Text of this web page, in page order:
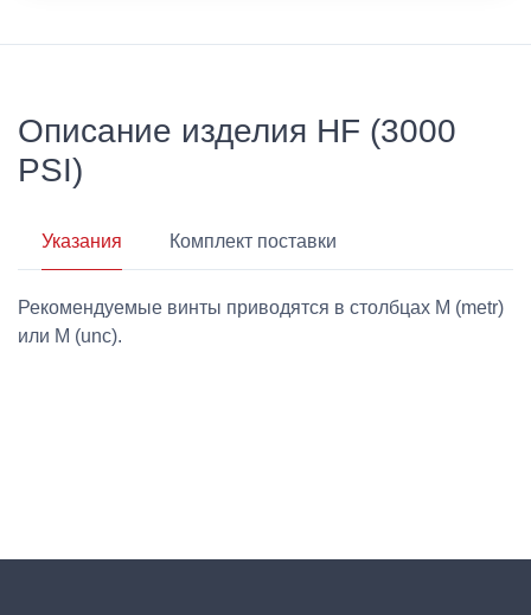
Описание изделия HF (3000
PSI)
Указания Комплект поставки
Рекомендуемые винты приводятся в столбцах M (metr)
или M (unc).